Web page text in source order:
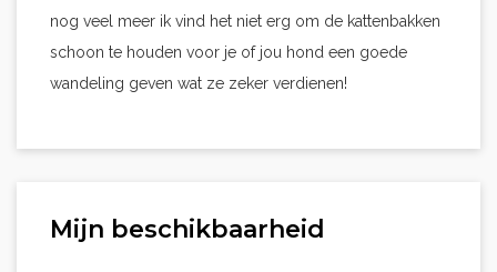
nog veel meer ik vind het niet erg om de kattenbakken
schoon te houden voor je of jou hond een goede
wandeling geven wat ze zeker verdienen!
Mijn beschikbaarheid